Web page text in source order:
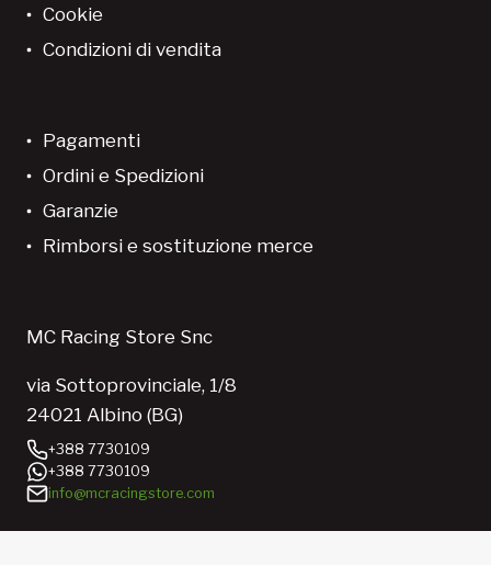
Cookie
Condizioni di vendita
Pagamenti
Ordini e Spedizioni
Garanzie
Rimborsi e sostituzione merce
MC Racing Store Snc
via Sottoprovinciale, 1/8
24021 Albino (BG)
+388 7730109
+388 7730109
info@mcracingstore.com